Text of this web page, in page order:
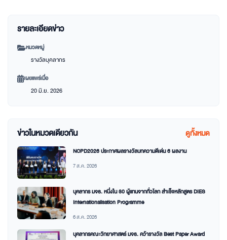
รายละเอียดข่าว
หมวดหมู่
รางวัลบุคลากร
เผยแพร่เมื่อ
20 มิ.ย. 2026
ข่าวในหมวดเดียวกัน ดูทั้งหมด
NCPD2026 ประกาศผลรางวัลบทความดีเด่น 6 ผลงาน
7 ส.ค. 2026
บุคลากร มจธ. หนึ่งใน 30 ผู้แทนจากทั่วโลก สำเร็จหลักสูตร DIES
Internationalisation Programme
6 ส.ค. 2026
บุคลากรคณะวิทยาศาสตร์ มจธ. คว้ารางวัล Best Paper Award